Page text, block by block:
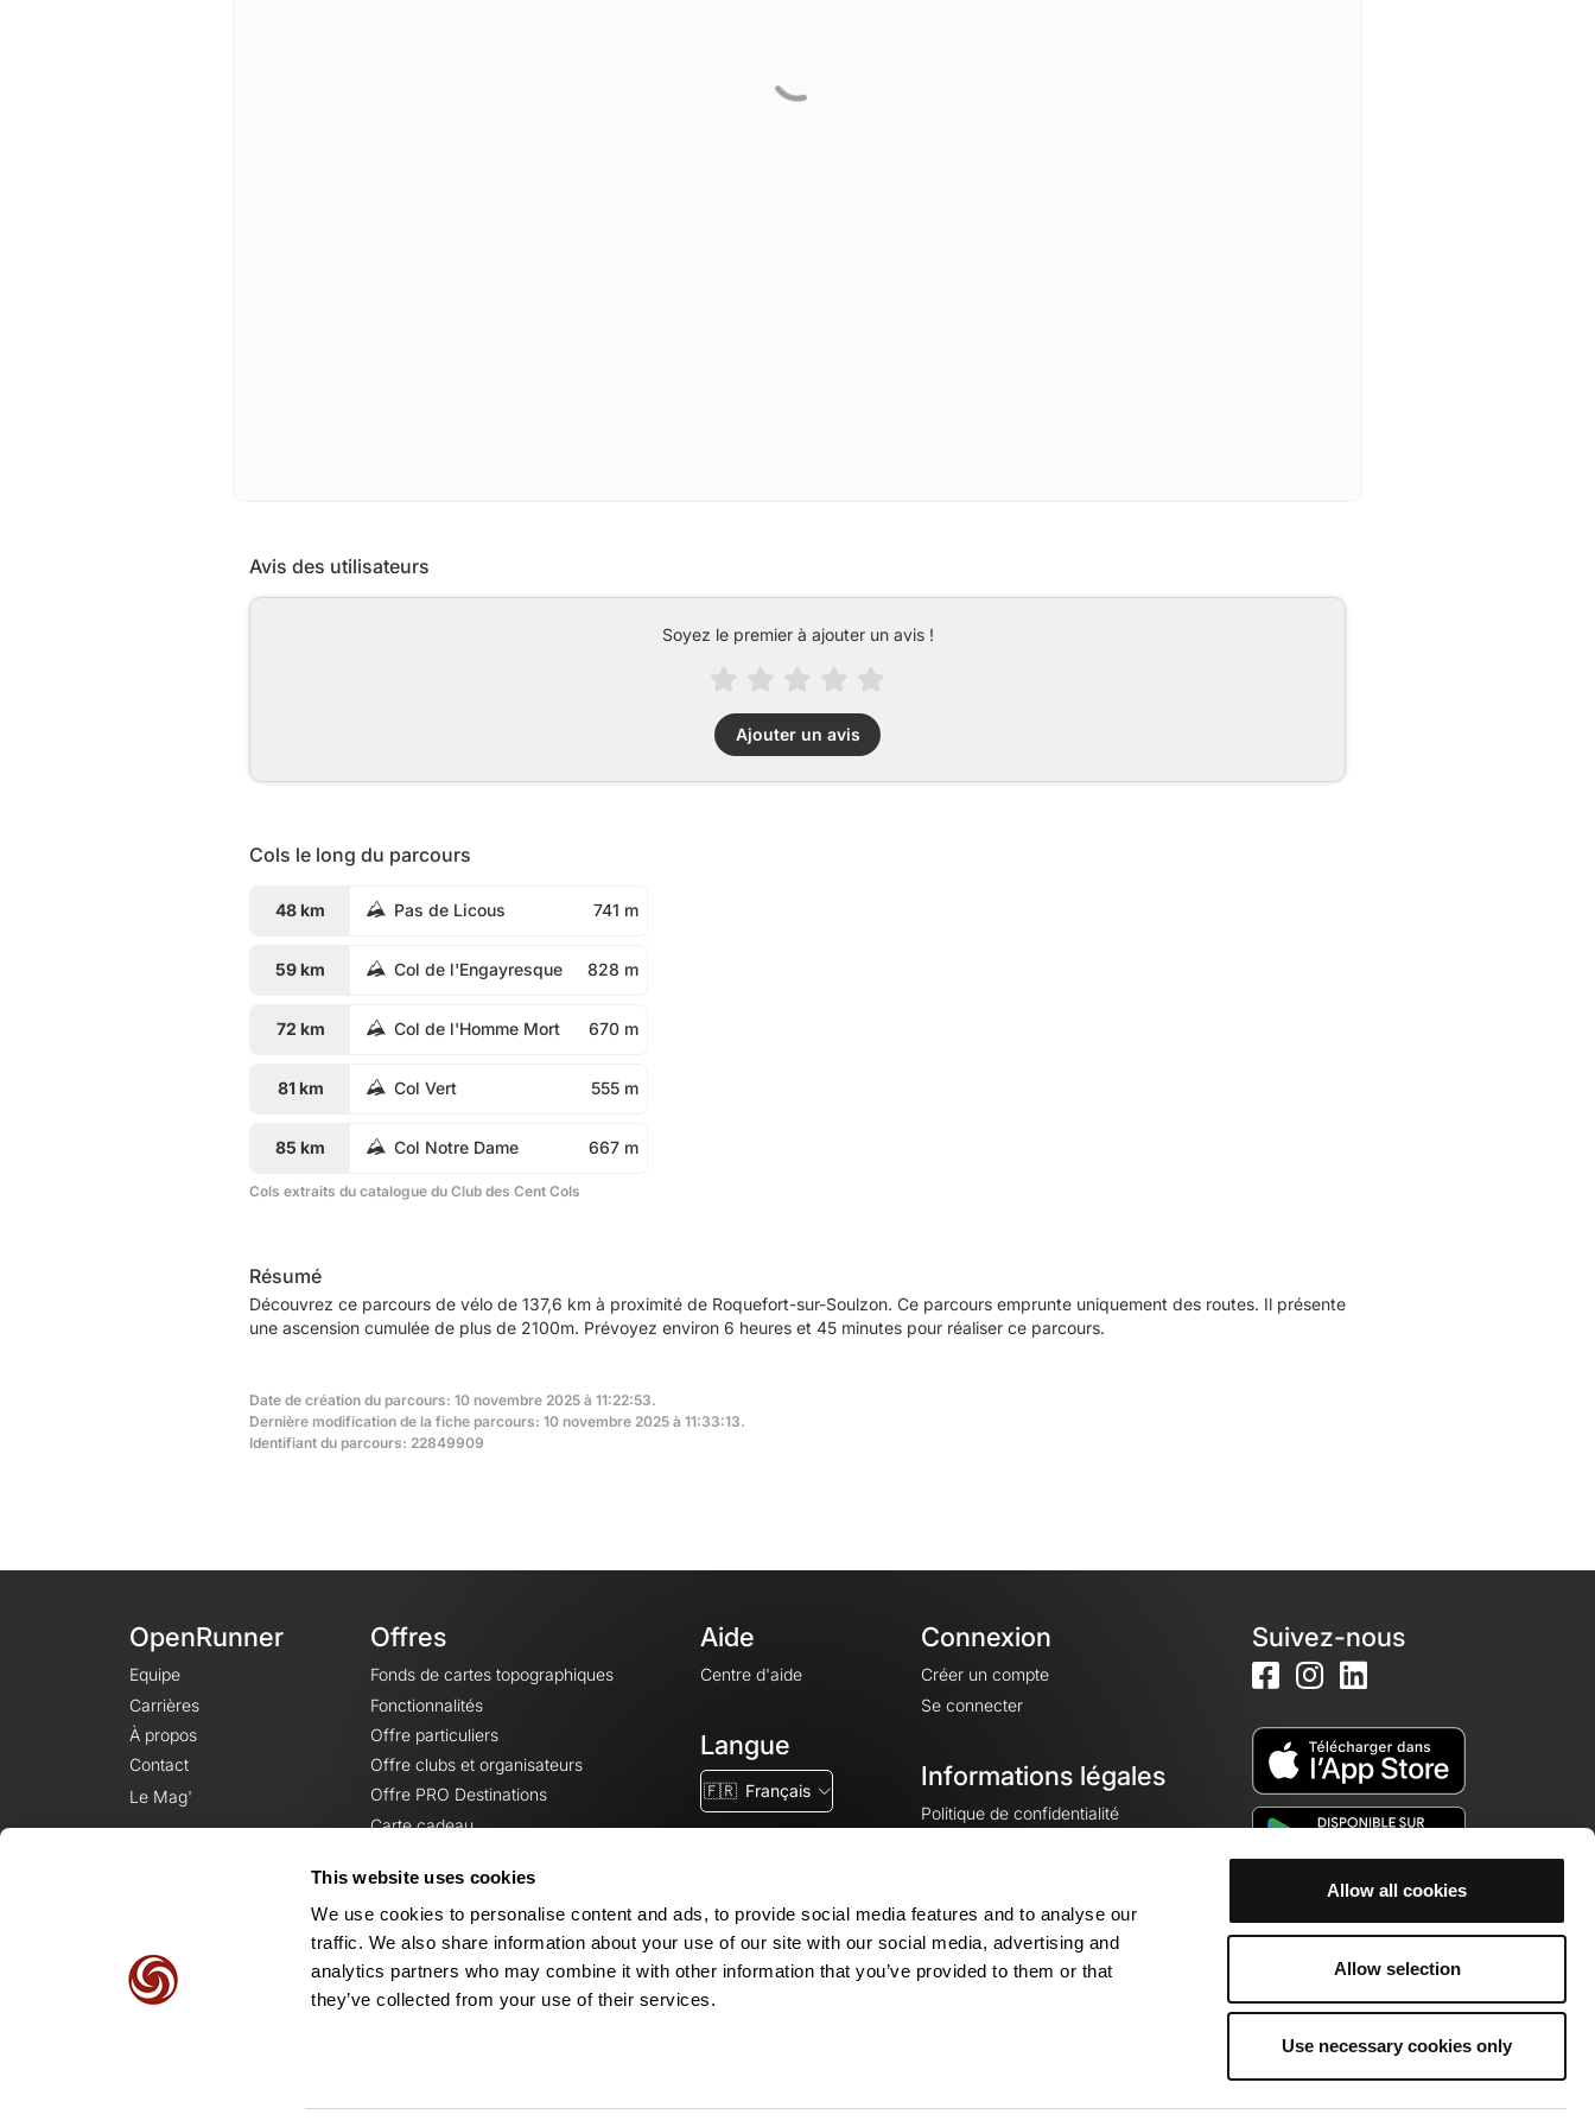
This website uses cookies
We use cookies to personalise content and ads, to provide social media features and to analyse our
traffic. We also share information about your use of our site with our social media, advertising and
analytics partners who may combine it with other information that you’ve provided to them or that
they’ve collected from your use of their services.
Allow all cookies
Allow selection
Use necessary cookies only
Avis des utilisateurs
Soyez le premier à ajouter un avis !
Ajouter un avis
Cols le long du parcours
48 km Pas de Licous 741 m
59 km Col de l'Engayresque 828 m
72 km Col de l'Homme Mort 670 m
81 km Col Vert 555 m
85 km Col Notre Dame 667 m
Cols extraits du catalogue du Club des Cent Cols
Résumé
Découvrez ce parcours de vélo de 137,6 km à proximité de Roquefort-sur-Soulzon. Ce parcours emprunte uniquement des routes. Il présente
une ascension cumulée de plus de 2100m. Prévoyez environ 6 heures et 45 minutes pour réaliser ce parcours.
Date de création du parcours: 10 novembre 2025 à 11:22:53.
Dernière modification de la fiche parcours: 10 novembre 2025 à 11:33:13.
Identifiant du parcours: 22849909
OpenRunner
Equipe
Carrières
À propos
Contact
Le Mag'
Offres
Fonds de cartes topographiques
Fonctionnalités
Offre particuliers
Offre clubs et organisateurs
Offre PRO Destinations
Carte cadeau
Aide
Centre d'aide
Langue
🇫🇷 Français
Connexion
Créer un compte
Se connecter
Informations légales
Politique de confidentialité
Mentions légales
Paramètres des cookies
Suivez-nous